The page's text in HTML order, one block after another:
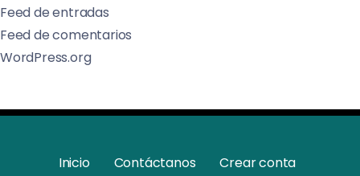
Feed de entradas
Feed de comentarios
WordPress.org
Inicio Contáctanos Crear conta